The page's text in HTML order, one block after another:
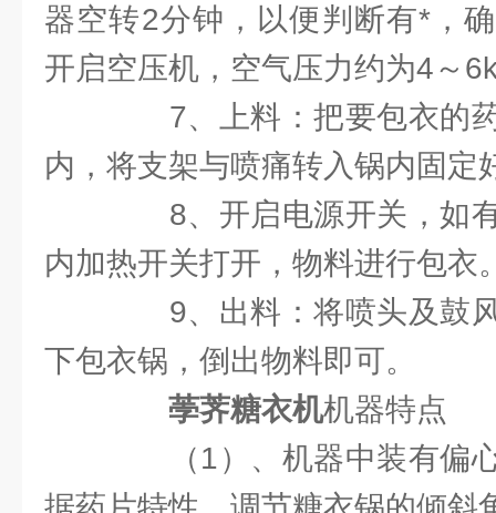
器空转2分钟，以便判断有*，
开启空压机，空气压力约为4～
7、上料：把要包衣的药
内，将支架与喷痛转入锅内固定
8、开启电源开关，如有
内加热开关打开，物料进行包衣
9、出料：将喷头及鼓风
下包衣锅，倒出物料即可。
荸荠糖衣机机器特点
（1）、机器中装有偏心